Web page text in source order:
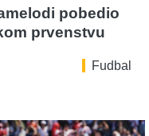
pobedio
prvenstvu
Fudbal